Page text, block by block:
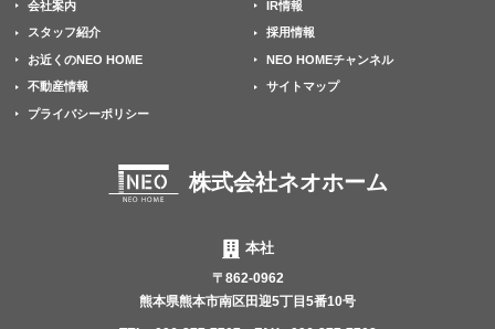
会社案内 IR情報
スタッフ紹介 採用情報
お近くのNEO HOME NEO HOMEチャンネル
不動産情報 サイトマップ
プライバシーポリシー
株式会社ネオホーム
本社
〒862-0962
熊本県熊本市南区田迎5丁目5番10号